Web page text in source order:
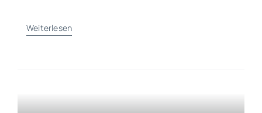
Weiterlesen